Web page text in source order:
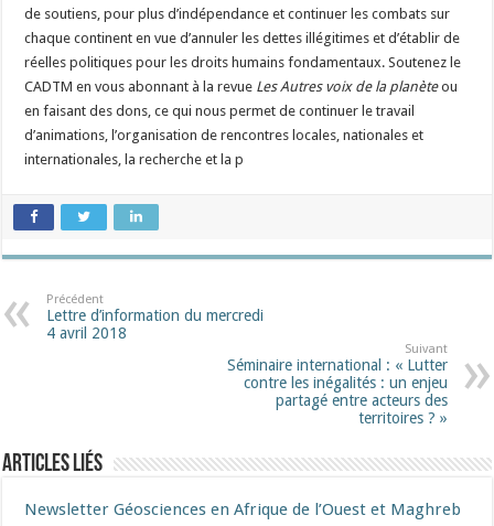
de soutiens, pour plus d’indépendance et continuer les combats sur
chaque continent en vue d’annuler les dettes illégitimes et d’établir de
réelles politiques pour les droits humains fondamentaux. Soutenez le
CADTM en vous abonnant à la revue Les Autres voix de la planèteou
en faisant des dons, ce qui nous permet de continuer le travail
d’animations, l’organisation de rencontres locales, nationales et
internationales, la recherche et la p
Précédent
Lettre d’information du mercredi
4 avril 2018
Suivant
Séminaire international : « Lutter
contre les inégalités : un enjeu
partagé entre acteurs des
territoires ? »
Articles liés
Newsletter Géosciences en Afrique de l’Ouest et Maghreb